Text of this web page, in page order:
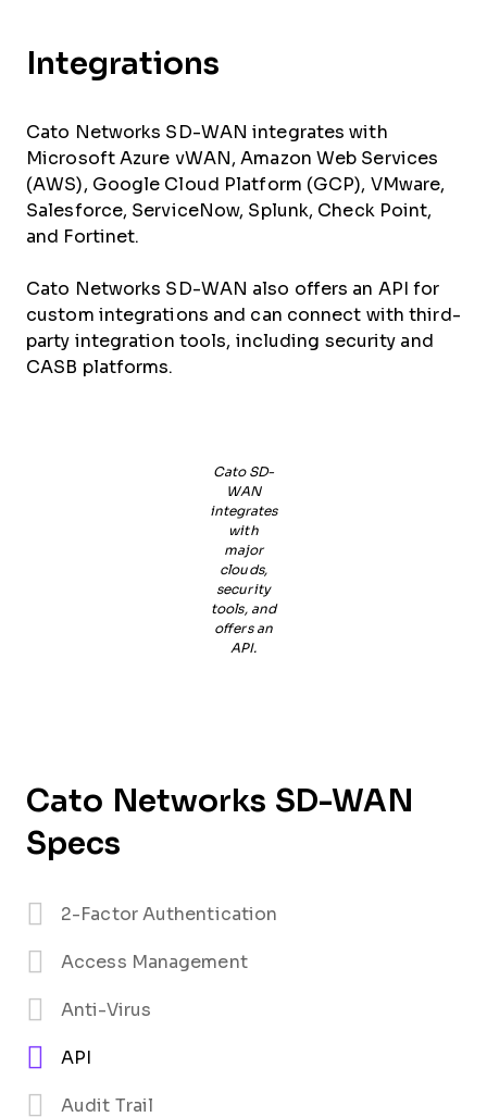
Integrations
Cato Networks SD-WAN integrates with
Microsoft Azure vWAN, Amazon Web Services
(AWS), Google Cloud Platform (GCP), VMware,
Salesforce, ServiceNow, Splunk, Check Point,
and Fortinet.
Cato Networks SD-WAN also offers an API for
custom integrations and can connect with third-
party integration tools, including security and
CASB platforms.
Cato SD-
WAN
integrates
with
major
clouds,
security
tools, and
offers an
API.
Cato Networks SD-WAN
Specs
2-Factor Authentication
Access Management
Anti-Virus
API
Audit Trail